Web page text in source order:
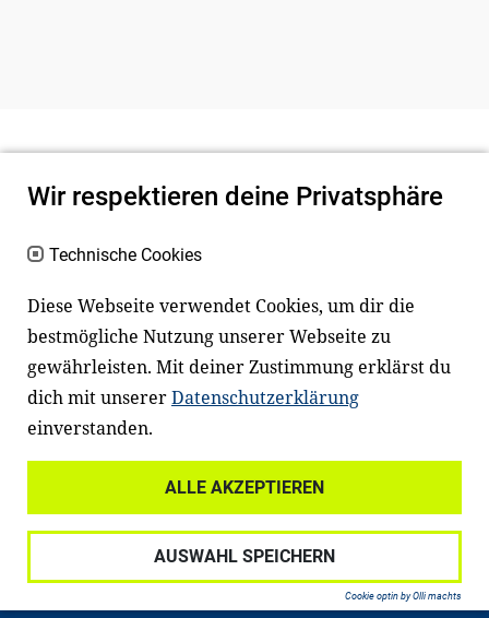
Newsletter Instagram
Facebook LinkedIn
Datenschutz
Haftungsausschluss
Impressum
Wir respektieren deine Privatsphäre
Technische Cookies
Diese Webseite verwendet Cookies, um dir die
bestmögliche Nutzung unserer Webseite zu
gewährleisten. Mit deiner Zustimmung erklärst du
dich mit unsererDatenschutzerklärung
einverstanden.
ALLE AKZEPTIEREN
AUSWAHL SPEICHERN
Cookie optin by Olli machts